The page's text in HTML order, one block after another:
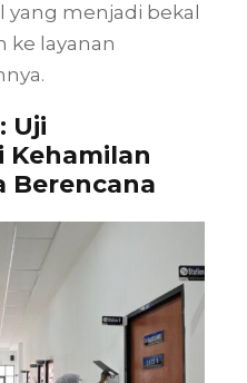
yang menjadi bekal
ke layanan
Uji
Kehamilan
Berencana